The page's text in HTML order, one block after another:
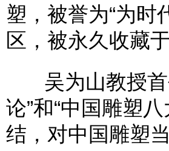
塑，被誉为“为时
区，被永久收藏
吴为山教授首
论”和“中国雕塑
结，对中国雕塑